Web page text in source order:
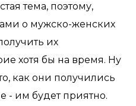
тема, поэтому,
о мужско-женских
их
хотя бы на время. Ну
как они получились
- им будет приятно.